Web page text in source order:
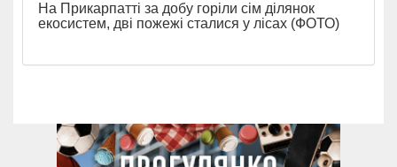
На Прикарпатті за добу горіли сім ділянок
екосистем, дві пожежі сталися у лісах (ФОТО)